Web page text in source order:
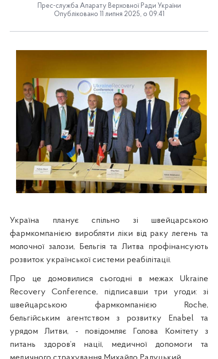
Прес-служба Апарату Верховної Ради України
Опубліковано 11 липня 2025, о 09:41
Україна планує спільно зі швейцарською
фармкомпанією виробляти ліки від раку легень та
молочної залози, Бельгія та Литва профінансують
розвиток української системи реабілітації.
Про це домовилися сьогодні в межах Ukraine
Recovery Conference, підписавши три угоди: зі
швейцарською фармкомпанією Roche,
бельгійським агентством з розвитку Enabel та
урядом Литви, - повідомляє Голова Комітету з
питань здоров’я нації, медичної допомоги та